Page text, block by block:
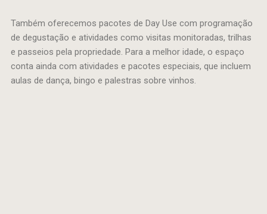
Também oferecemos pacotes de Day Use com programação
de degustação e atividades como visitas monitoradas, trilhas
e passeios pela propriedade. Para a melhor idade, o espaço
conta ainda com atividades e pacotes especiais, que incluem
aulas de dança, bingo e palestras sobre vinhos.